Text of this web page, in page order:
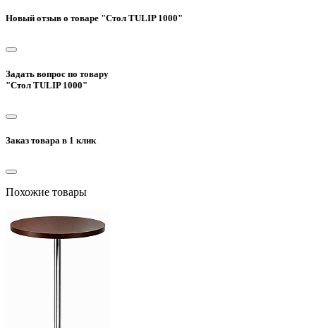
Новый отзыв о товаре "Стол TULIP 1000"
Задать вопрос по товару
"Стол TULIP 1000"
Заказ товара в 1 клик
Похожие товары